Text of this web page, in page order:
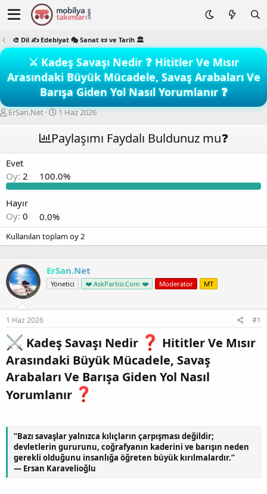
🎨 Dil ✍️ Edebiyat 🎭 Sanat 📜 ve Tarih 🏛️
⚔️ Kadeş Savaşı Nedir ❓ Hititler Ve Mısır
Arasındaki Büyük Mücadele, Savaş Arabaları Ve
Barışa Giden Yol Nasıl Yorumlanır ❓
K
o
u
y
u
ş
l
a
t
ErSan.Net
B
a
l
a
g
a
r
i
1 Haz 2026
Paylaşımı Faydalı Buldunuz mu❓
Evet
Oy: 2 100.0%
Hayır
Oy: 0 0.0%
Kullanılan toplam oy2
ErSan.Net
Yönetici ❤️ AskPartisi.Com ❤️ Moderator MT
1 Haz 2026 #1
Kadeş Savaşı Nedir
Hititler Ve Mısır
Arasındaki Büyük Mücadele, Savaş
Arabaları Ve Barışa Giden Yol Nasıl
Yorumlanır
“Bazı savaşlar yalnızca kılıçların çarpışması değildir;
devletlerin gururunu, coğrafyanın kaderini ve barışın neden
gerekli olduğunu insanlığa öğreten büyük kırılmalardır.”
— Ersan Karavelioğlu